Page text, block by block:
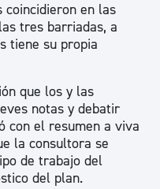
coincidieron en las
tres barriadas, a
tiene su propia
que los y las
notas y debatir
con el resumen a viva
la consultora se
de trabajo del
del plan.